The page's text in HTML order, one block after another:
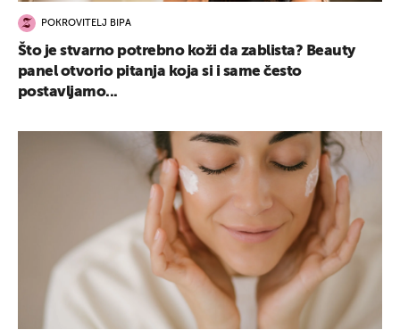
POKROVITELJ BIPA
Što je stvarno potrebno koži da zablista? Beauty
panel otvorio pitanja koja si i same često
postavljamo...